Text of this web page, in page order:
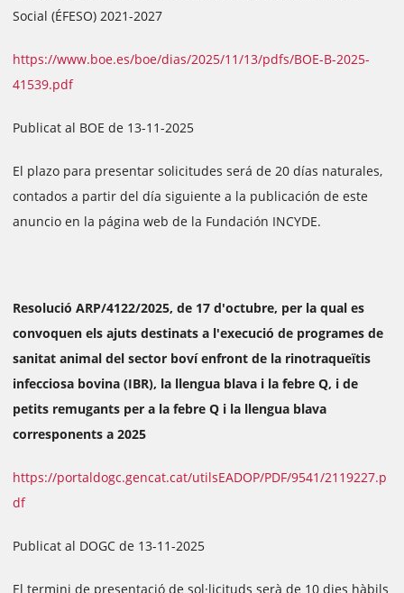
Social (ÉFESO) 2021-2027
https://www.boe.es/boe/dias/2025/11/13/pdfs/BOE-B-2025-
41539.pdf
Publicat al BOE de 13-11-2025
El plazo para presentar solicitudes será de 20 días naturales,
contados a partir del día siguiente a la publicación de este
anuncio en la página web de la Fundación INCYDE.
Resolució ARP/4122/2025, de 17 d'octubre, per la qual es
convoquen els ajuts destinats a l'execució de programes de
sanitat animal del sector boví enfront de la rinotraqueïtis
infecciosa bovina (IBR), la llengua blava i la febre Q, i de
petits remugants per a la febre Q i la llengua blava
corresponents a 2025
https://portaldogc.gencat.cat/utilsEADOP/PDF/9541/2119227.p
df
Publicat al DOGC de 13-11-2025
El termini de presentació de sol·licituds serà de 10 dies hàbils